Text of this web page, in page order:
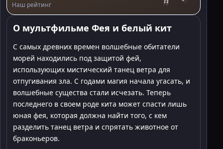
Наш рейтинг
О мультфильме Фея и белый кит
С самых древних времен волшебные обитатели
морей находились под защитой фей,
использующих мистический танец ветра для
отпугивания зла. С годами магия начала угасать, и
волшебные существа стали исчезать. Теперь
последнего в своем роде кита может спасти лишь
юная фея, которая должна найти того, с кем
разделить танец ветра и спрятать животное от
браконьеров.